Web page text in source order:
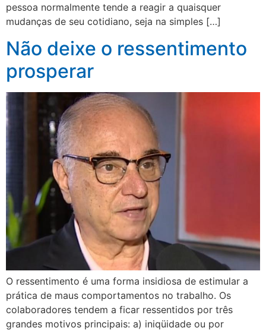
pessoa normalmente tende a reagir a quaisquer
mudanças de seu cotidiano, seja na simples […]
Não deixe o ressentimento
prosperar
O ressentimento é uma forma insidiosa de estimular a
prática de maus comportamentos no trabalho. Os
colaboradores tendem a ficar ressentidos por três
grandes motivos principais: a) iniqüidade ou por